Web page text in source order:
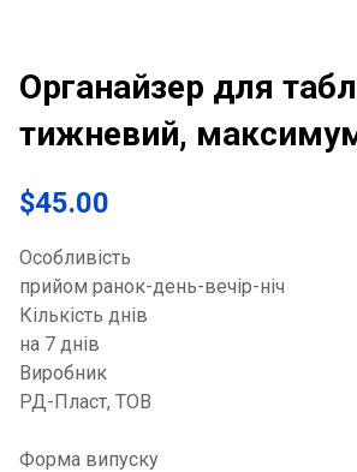
Органайзер для
тижневий,
$45.00
Особливість
прийом ранок-день-вечір-ніч
Кількість днів
на 7 днів
Виробник
РД-Пласт, ТОВ
Форма випуску